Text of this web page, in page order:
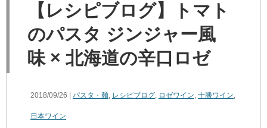
【レシピブログ】トマト
のパスタ ジンジャー風
味 × 北海道の辛口ロゼ
2018/09/26 | パスタ・麺, レシピブログ, ロゼワイン, 十勝ワイン,
日本ワイン